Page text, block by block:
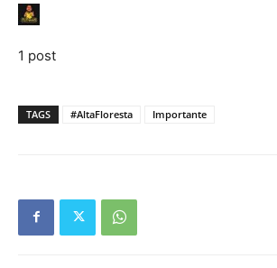
1 post
TAGS #AltaFloresta Importante